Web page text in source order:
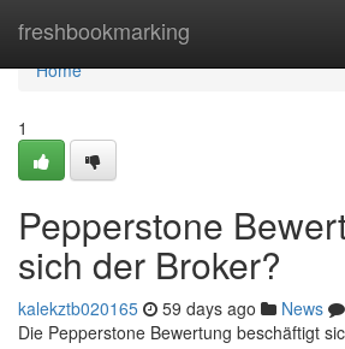
freshbookmarking
Home
Home
1
Pepperstone
sich der Broker?
kalekztb020165 59 days ago News
Die Pepperstone Bewertung beschäftigt